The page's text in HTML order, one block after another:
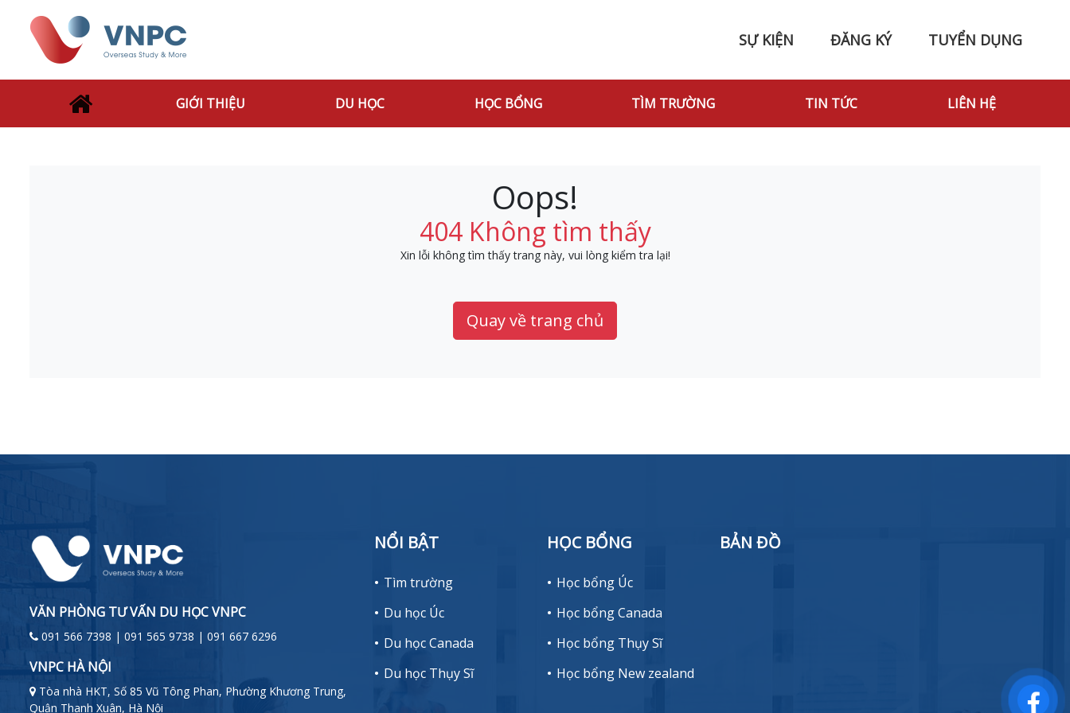
SỰ KIỆN ĐĂNG KÝ TUYỂN DỤNG
GIỚI THIỆU DU HỌC HỌC BỔNG TÌM TRƯỜNG TIN TỨC LIÊN HỆ
Oops!
404 Không tìm thấy
Xin lỗi không tìm thấy trang này, vui lòng kiểm tra lại!
Quay về trang chủ
VĂN PHÒNG TƯ VẤN DU HỌC VNPC
091 566 7398 | 091 565 9738 | 091 667 6296
VNPC HÀ NỘI
Tòa nhà HKT, Số 85 Vũ Tông Phan, Phường Khương Trung,
Quận Thanh Xuân, Hà Nội
NỔI BẬT
Tìm trường
Du học Úc
Du học Canada
Du học Thụy Sĩ
HỌC BỔNG
Học bổng Úc
Học bổng Canada
Học bổng Thụy Sĩ
Học bổng New zealand
BẢN ĐỒ